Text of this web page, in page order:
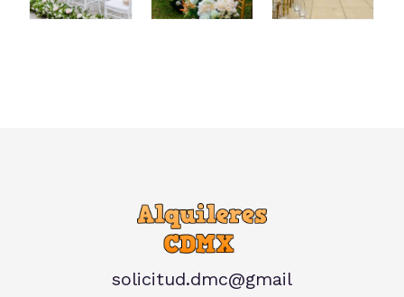
solicitud.dmc@gmail